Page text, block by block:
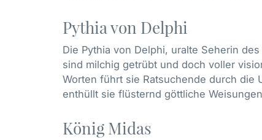
Pythia von Delphi
Die Pythia von Delphi, uralte Seherin
sind milchig getrübt und doch voller
Worten führt sie Ratsuchende durch die
enthüllt sie flüsternd göttliche
König Midas